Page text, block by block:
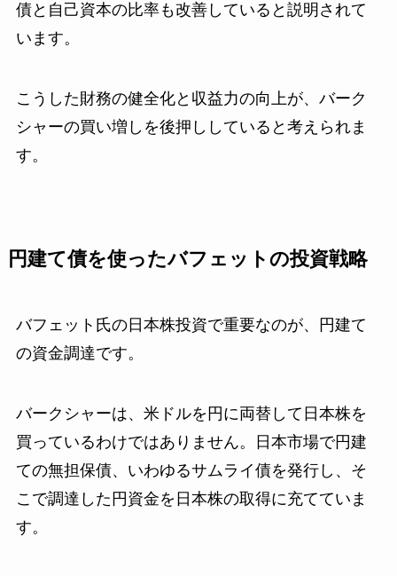
債と自己資本の比率も改善していると説明されて
います。
こうした財務の健全化と収益力の向上が、バーク
シャーの買い増しを後押ししていると考えられま
す。
円建て債を使ったバフェットの投資戦略
バフェット氏の日本株投資で重要なのが、円建て
の資金調達です。
バークシャーは、米ドルを円に両替して日本株を
買っているわけではありません。日本市場で円建
ての無担保債、いわゆるサムライ債を発行し、そ
こで調達した円資金を日本株の取得に充てていま
す。